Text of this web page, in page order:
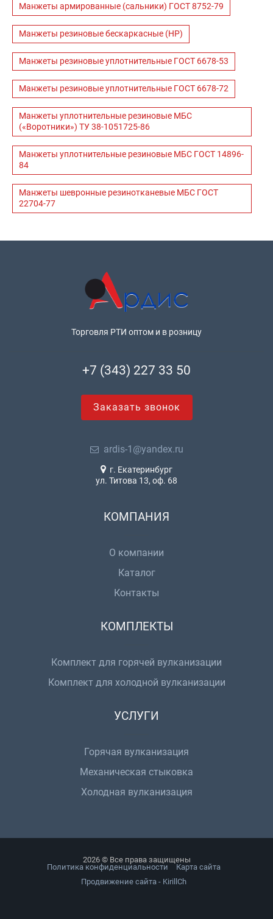
Манжеты армированные (сальники) ГОСТ 8752-79
Манжеты резиновые бескаркасные (НР)
Манжеты резиновые уплотнительные ГОСТ 6678-53
Манжеты резиновые уплотнительные ГОСТ 6678-72
Манжеты уплотнительные резиновые МБС
(«Воротники») ТУ 38-1051725-86
Манжеты уплотнительные резиновые МБС ГОСТ 14896-
84
Манжеты шевронные резинотканевые МБС ГОСТ
22704-77
Торговля РТИ оптом и в розницу
+7 (343) 227 33 50
Заказать звонок
ardis-1@yandex.ru
г. Екатеринбург
ул. Титова 13, оф. 68
КОМПАНИЯ
О компании
Каталог
Контакты
КОМПЛЕКТЫ
Комплект для горячей вулканизации
Комплект для холодной вулканизации
УСЛУГИ
Горячая вулканизация
Механическая стыковка
Холодная вулканизация
2026 © Все права защищены
Политика конфиденциальности
Карта сайта
Продвижение сайта - KirillCh